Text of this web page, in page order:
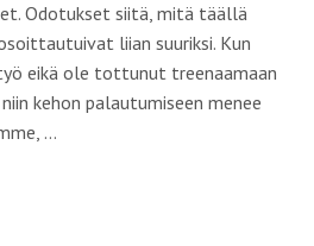
Odotukset siitä, mitä täällä
liian suuriksi. Kun
eikä ole tottunut treenaamaan
kehon palautumiseen menee
…